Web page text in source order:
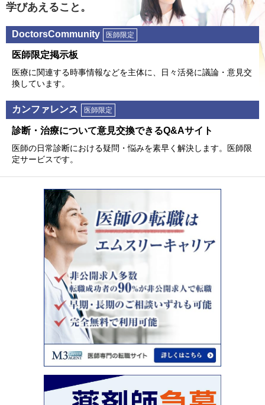
学びあえること。
DoctorsCommunity 医師限定
医師限定掲⽰板
医療に関連する時事情報などを主体に、⽇々活発に議論・意⾒交
換しています。
カンファレンス 医師限定
診断・治療について意⾒交換できるQ&Aサイト
医師の⽇常診断における疑問・悩みを素早く解決します。医師限
定サービスです。